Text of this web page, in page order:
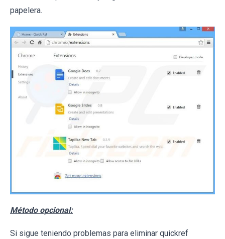
papelera.
Método opcional:
Si sigue teniendo problemas para eliminar quickref